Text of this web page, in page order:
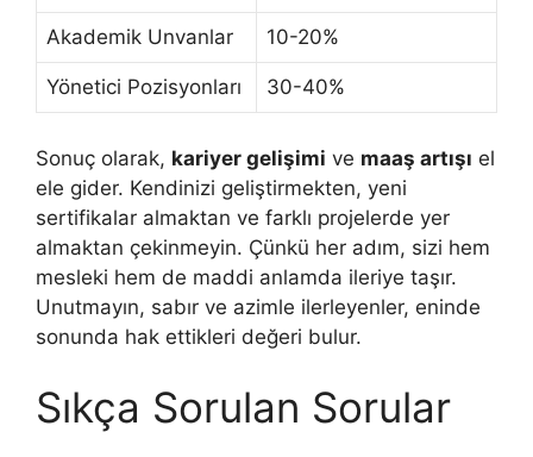
Akademik Unvanlar 10-20%
Yönetici Pozisyonları 30-40%
Sonuç olarak, kariyer gelişimi ve maaş artışı el
ele gider. Kendinizi geliştirmekten, yeni
sertifikalar almaktan ve farklı projelerde yer
almaktan çekinmeyin. Çünkü her adım, sizi hem
mesleki hem de maddi anlamda ileriye taşır.
Unutmayın, sabır ve azimle ilerleyenler, eninde
sonunda hak ettikleri değeri bulur.
Sıkça Sorulan Sorular